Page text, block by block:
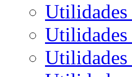
Utilidades
Utilidades